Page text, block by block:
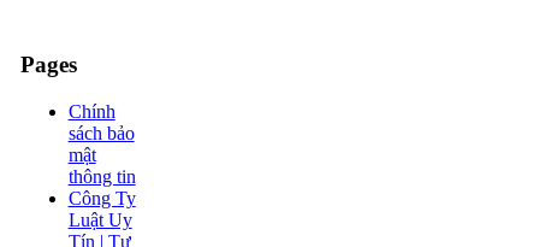
Pages
Chính
sách bảo
mật
thông tin
Công Ty
Luật Uy
Tín | Tư